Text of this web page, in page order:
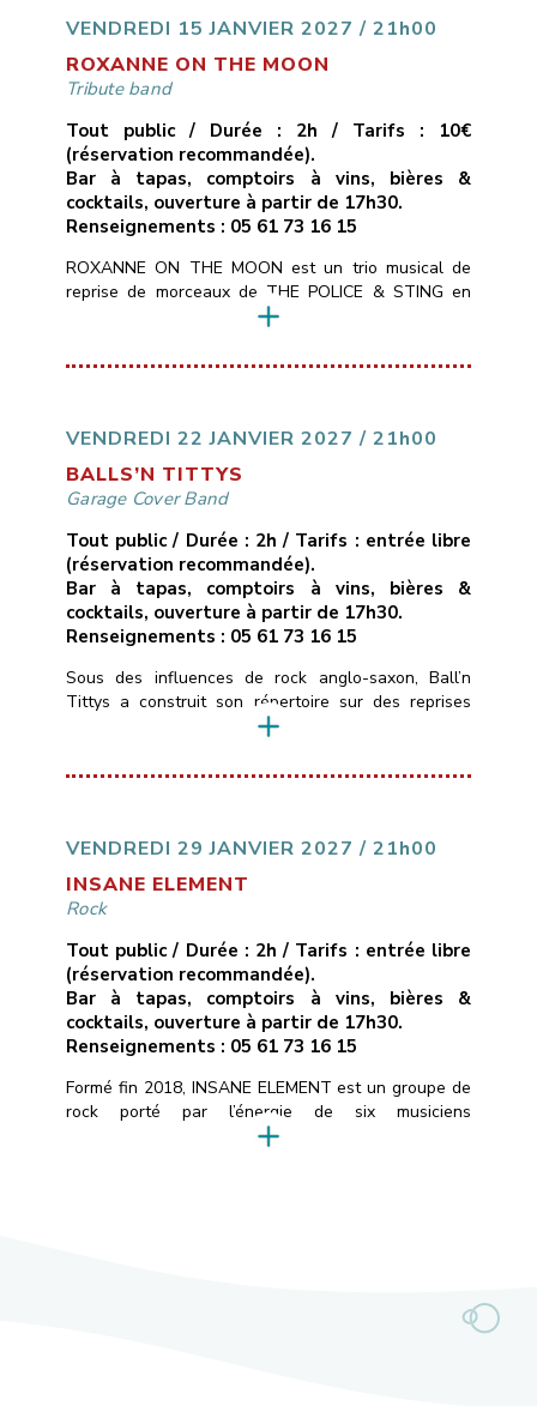
VENDREDI 15 JANVIER 2027 / 21h00
ROXANNE ON THE MOON
Tribute band
Tout public / Durée : 2h / Tarifs : 10€
(réservation recommandée).
Bar à tapas, comptoirs à vins, bières &
cocktails, ouverture à partir de 17h30.
Renseignements : 05 61 73 16 15
ROXANNE ON THE MOON est un trio musical de
reprise de morceaux de THE POLICE & STING en
mode chant/guitare, basse, batterie.Tous les styles
MUSIQUE DU MONDE, REGGAE, BLUES pour 2h30
15 janvier 2027
21H00 10€ avec […]
VENDREDI 22 JANVIER 2027 / 21h00
BALLS’N TITTYS
Garage Cover Band
Tout public / Durée : 2h / Tarifs : entrée libre
(réservation recommandée).
Bar à tapas, comptoirs à vins, bières &
cocktails, ouverture à partir de 17h30.
Renseignements : 05 61 73 16 15
Sous des influences de rock anglo-saxon, Ball’n
Tittys a construit son répertoire sur des reprises
atypiques, quelques classiques, des trouvailles de
blues rock de garagiste qui sent la poussière et le
Marins d’Eau Douce – Ramonville
05 […]
VENDREDI 29 JANVIER 2027 / 21h00
INSANE ELEMENT
Rock
Tout public / Durée : 2h / Tarifs : entrée libre
(réservation recommandée).
Bar à tapas, comptoirs à vins, bières &
cocktails, ouverture à partir de 17h30.
Renseignements : 05 61 73 16 15
Formé fin 2018, INSANE ELEMENT est un groupe de
rock porté par l’énergie de six musiciens
expérimentés.Puisant leurs racines auprès d’artistes